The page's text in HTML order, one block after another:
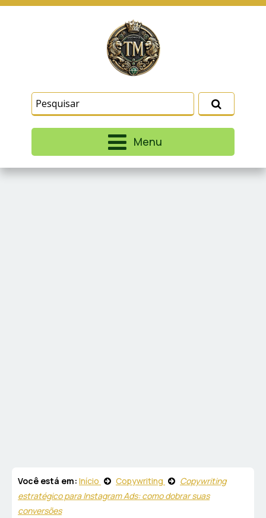
Menu
Você está em: Início Copywriting
Copywriting
estratégico para Instagram Ads: como dobrar suas
conversões
similares para lembrar e entender como você usa
nosso site, analisar seu uso de nossos produtos
e serviços, ajudar com nossos esforços de
marketing e fornecer conteúdo de terceiros. Leia
Termos e CondiçõesePolítica de